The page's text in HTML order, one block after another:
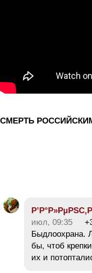
СМЕРТЬ
июл, 09:35
Быдлоохрана.
бы, чтоб
их и